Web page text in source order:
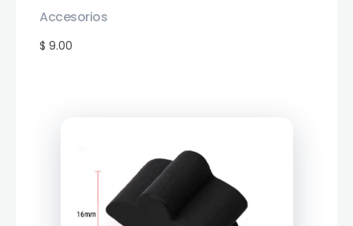
$ 9.00
Accesorios